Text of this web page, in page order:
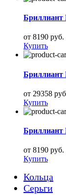
Бриллиант
от 8190 руб.
Купить
Бриллиант
от 29358
Купить
Бриллиант
от 8190 руб.
Купить
Кольца
Серьги